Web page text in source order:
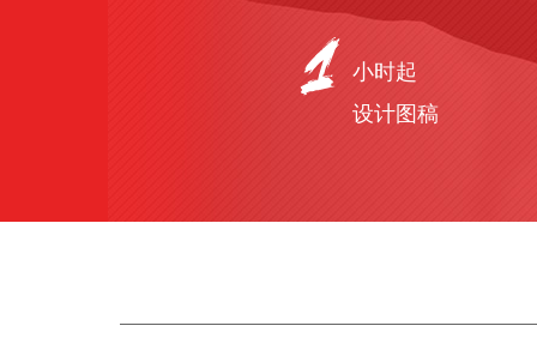
小时起
设计图稿